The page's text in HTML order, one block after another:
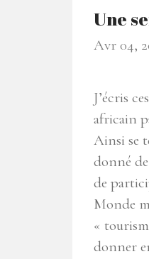
Une
Avr 04,
J’écris
africain
Ainsi se
donné
de
Monde
«
donner